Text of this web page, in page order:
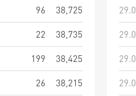
96
38,725
22
38,735
199
38,425
26
38,215